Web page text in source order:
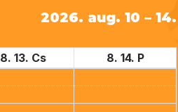
2026. aug. 10 – 14.
8. 13. Cs
8. 14. P